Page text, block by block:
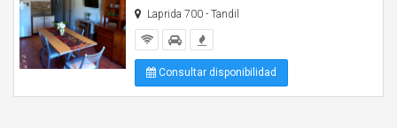
Laprida 700 - Tandil
Consultar disponibilidad